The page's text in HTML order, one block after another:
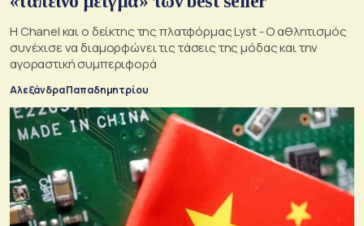
Η Chanel και ο δείκτης της πλατφόρμας Lyst - Ο αθλητισμός
συνέχισε να διαμορφώνει τις τάσεις της μόδας και την
αγοραστική συμπεριφορά
Αλεξάνδρα Παπαδημητρίου